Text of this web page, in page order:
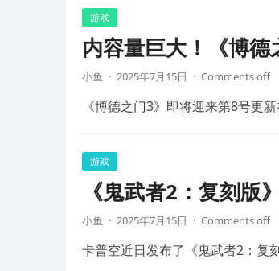
游戏
内容量巨大！《博
小鱼 · 2025年7月15日 · Comments off
《博德之门3》即将迎来第8号更
游戏
《鬼武者2：复刻版
小鱼 · 2025年7月15日 · Comments off
卡普空近日发布了《鬼武者2：复